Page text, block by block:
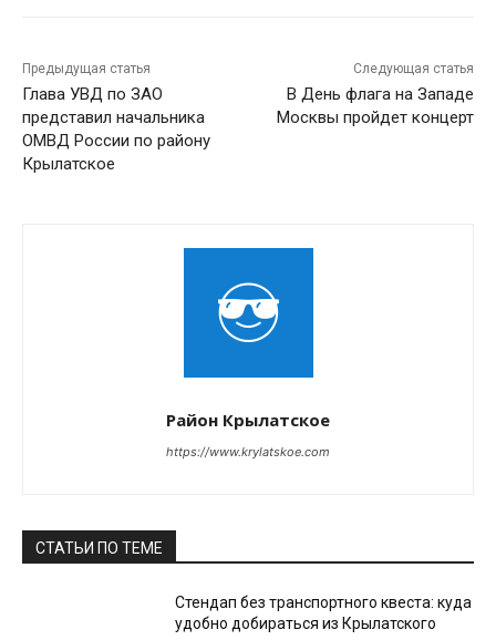
Предыдущая статья
Глава УВД по ЗАО
представил начальника
ОМВД России по району
Крылатское
Следующая статья
В День флага на Западе
Москвы пройдет концерт
Район Крылатское
https://www.krylatskoe.com
СТАТЬИ ПО ТЕМЕ
Стендап без транспортного квеста: куда
удобно добираться из Крылатского